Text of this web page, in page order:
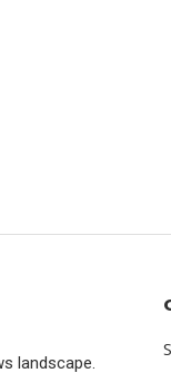
landscape.